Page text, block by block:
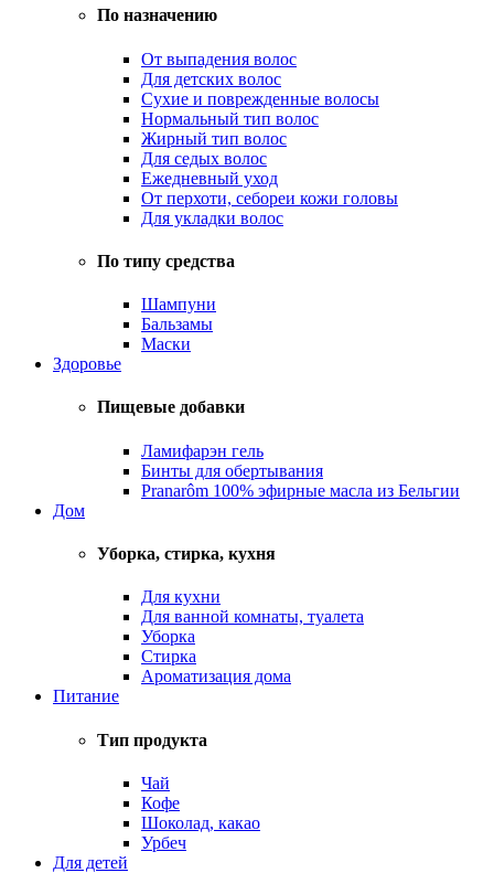
По назначению
От выпадения волос
Для детских волос
Сухие и поврежденные волосы
Нормальный тип волос
Жирный тип волос
Для седых волос
Ежедневный уход
От перхоти, себореи кожи головы
Для укладки волос
По типу средства
Шампуни
Бальзамы
Маски
Здоровье
Пищевые добавки
Ламифарэн гель
Бинты для обертывания
Pranarôm 100% эфирные масла из Бельгии
Дом
Уборка, стирка, кухня
Для кухни
Для ванной комнаты, туалета
Уборка
Стирка
Ароматизация дома
Питание
Тип продукта
Чай
Кофе
Шоколад, какао
Урбеч
Для детей